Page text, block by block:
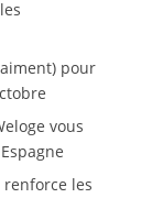
pour
vous
renforce les